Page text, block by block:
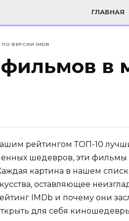
ГЛАВНАЯ
ВЕРСИИ IMDB
в
рейтингом ТОП-10
шедевров, эти фильмы
картина в нашем
оставляющее
IMDb и почему они
для себя